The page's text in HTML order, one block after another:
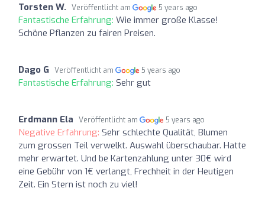
Torsten W. Veröffentlicht am 5 years ago
Fantastische Erfahrung: Wie immer große Klasse!
Schöne Pflanzen zu fairen Preisen.
Dago G Veröffentlicht am 5 years ago
Fantastische Erfahrung: Sehr gut
Erdmann Ela Veröffentlicht am 5 years ago
Negative Erfahrung: Sehr schlechte Qualität, Blumen
zum grossen Teil verwelkt. Auswahl überschaubar. Hatte
mehr erwartet. Und be Kartenzahlung unter 30€ wird
eine Gebühr von 1€ verlangt, Frechheit in der Heutigen
Zeit. Ein Stern ist noch zu viel!